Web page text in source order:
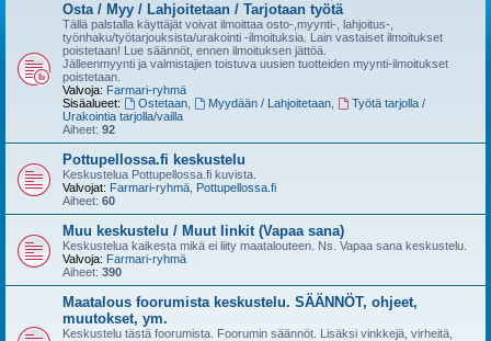
Osta / Myy / Lahjoitetaan / Tarjotaan työtä
Tällä palstalla käyttäjät voivat ilmoittaa osto-,myynti-, lahjoitus-,
työnhaku/työtarjouksista/urakointi -ilmoituksia. Lain vastaiset ilmoitukset
poistetaan! Lue säännöt, ennen ilmoituksen jättöä.
Jälleenmyynti ja valmistajien toistuva uusien tuotteiden myynti-ilmoitukset
poistetaan.
Valvoja: Farmari-ryhmä
Sisäalueet:
Ostetaan, Myydään / Lahjoitetaan,
Työtä tarjolla /
Urakointia tarjolla/vailla
Aiheet: 92
Pottupellossa.fi keskustelu
Keskustelua Pottupellossa.fi kuvista.
Valvojat: Farmari-ryhmä Pottupellossa.fi
Aiheet: 60
Muu keskustelu / Muut linkit (Vapaa sana)
Keskustelua kaikesta mikä ei liity maatalouteen. Ns. Vapaa sana keskustelu.
Valvoja: Farmari-ryhmä
Aiheet: 390
Maatalous foorumista keskustelu. SÄÄNNÖT, ohjeet,
muutokset, ym.
Keskustelu tästä foorumista. Foorumin säännöt. Lisäksi vinkkejä, virheitä,